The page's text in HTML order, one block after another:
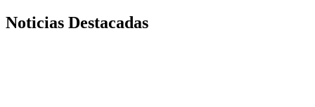
Noticias Destacadas